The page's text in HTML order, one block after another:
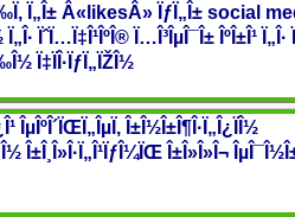
Ï‰Ï‚ Ï„Î± Â«likesÂ» ÏƒÏ„Î± social
Ï„Î· ÏˆÏ…Ï‡Î¹ÎºÎ® Ï…Î³ÎµÎ¯Î± ÎºÎ±Î¹
Ï‡ÏÎ·ÏƒÏ„ÏŽÎ½
ÎµÎºÎ´ÏŒÏ„ÎµÏ‚ Î±Î½Î±Î¶Î·Ï„Î¿ÏÎ½
Î±Î¸Î»Î·Ï„Î¹ÏƒÎ¼ÏŒ Î±Î»Î»Î¬